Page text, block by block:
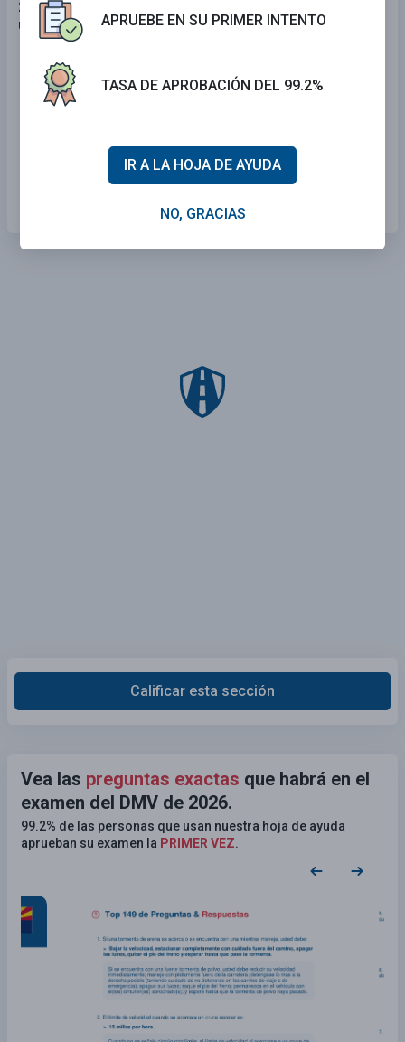
24 . Si un vehículo de bomberos está respondiendo a
una emergencia, usted debe mantenerse a:
Al menos 200 pies.
Al menos 500 pies.
3 a 6 segundos.
Calificar esta sección
Vea las preguntas exactas que habrá en el
examen del DMV de 2026.
99.2% de las personas que usan nuestra hoja de ayuda
aprueban su examen la PRIMER VEZ.
APRUEBE EN SU PRIMER INTENTO
TASA DE APROBACIÓN DEL 99.2%
IR A LA HOJA DE AYUDA
NO, GRACIAS